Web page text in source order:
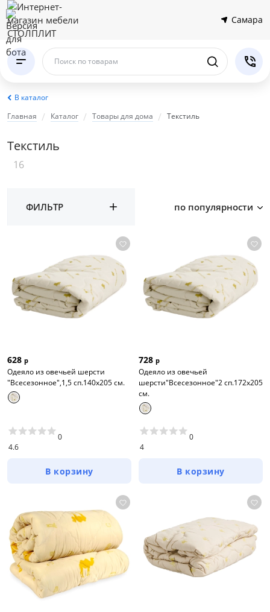
Самара
Поиск по товарам
В каталог
Главная
Каталог Товары для дома Текстиль
Текстиль
16
ФИЛЬТР по популярности
628 р
Одеяло из овечьей шерсти
"Всесезонное",1,5 сп.140х205 см.
4.6
0
В корзину
728 р
Одеяло из овечьей
шерсти"Всесезонное"2 сп.172х205
см.
4
0
В корзину